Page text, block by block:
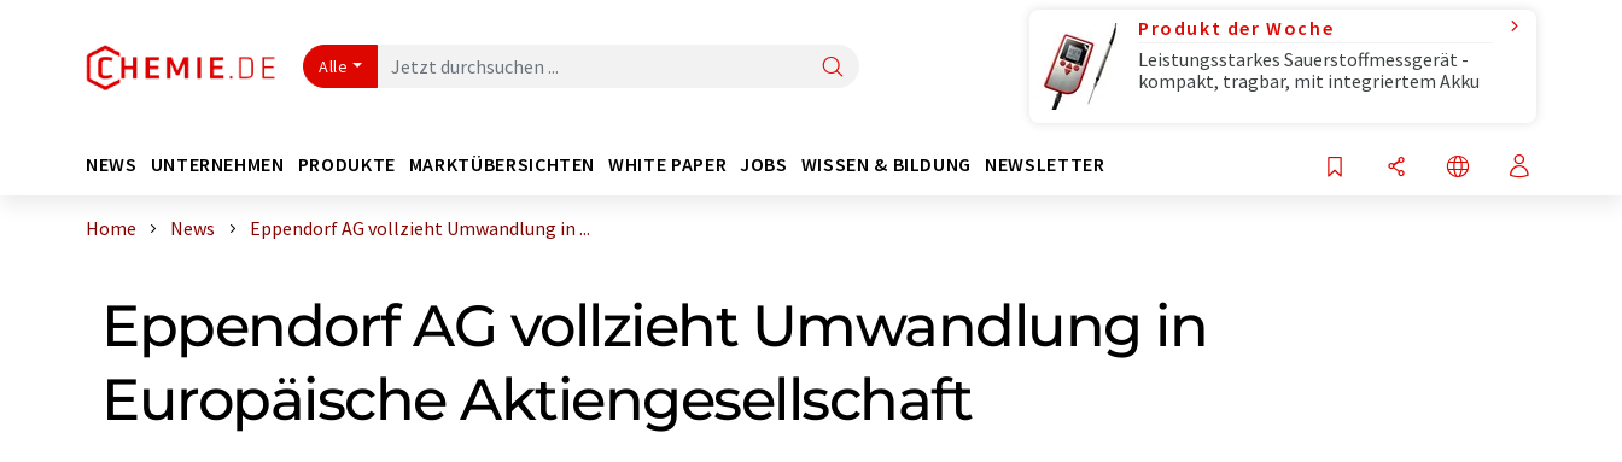
Alle
Produkt der Woche
Leistungsstarkes Sauerstoffmessgerät -
kompakt, tragbar, mit integriertem Akku
NEWS UNTERNEHMEN PRODUKTE MARKTÜBERSICHTEN WHITE PAPER JOBS WISSEN & BILDUNG NEWSLETTER
Home News Eppendorf AG vollzieht Umwandlung in ...
Eppendorf AG vollzieht Umwandlung in
Europäische Aktiengesellschaft